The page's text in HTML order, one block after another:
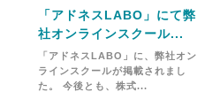
「アドネスLABO」にて弊
社オンラインスクール...
「アドネスLABO」に、弊社オン
ラインスクールが掲載されまし
た。 今後とも、株式...